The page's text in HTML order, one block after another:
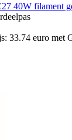
40W filament
33.74 euro met